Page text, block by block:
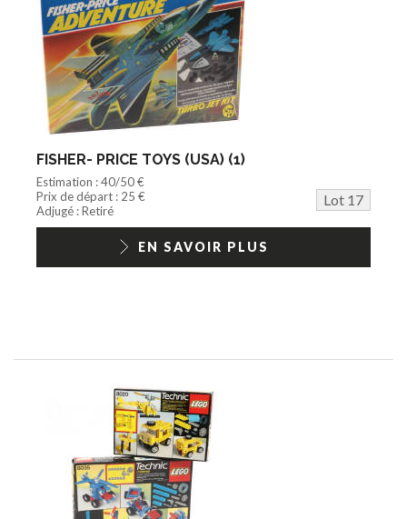
FISHER- PRICE TOYS (USA) (1)
Estimation : 40/50 €
Prix de départ : 25 €
Lot 17
Adjugé : Retiré
EN SAVOIR PLUS